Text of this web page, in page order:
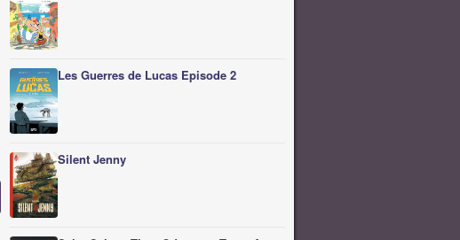
Les Guerres de Lucas Episode 2
Silent Jenny